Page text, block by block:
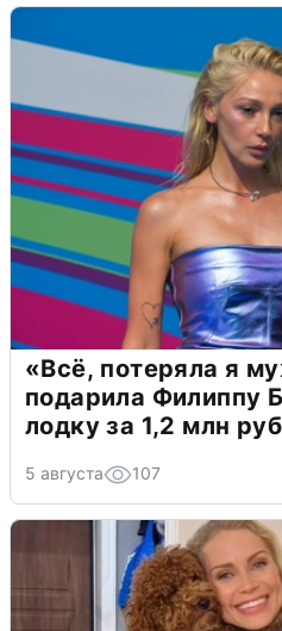
«Всё, потеряла я
подарила Филиппу
лодку за 1,2 млн
5 августа 107